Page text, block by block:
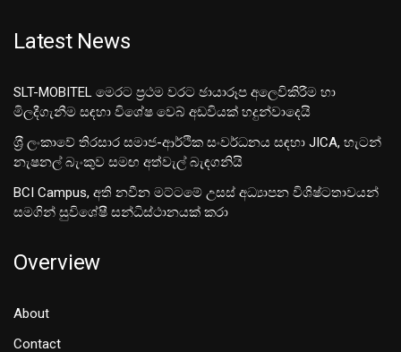
Latest News
SLT-MOBITEL මෙරට ප්‍රථම වරට ඡායාරූප අලෙවිකිරීම හා
මිලදීගැනීම සඳහා විශේෂ වෙබ් අඩවියක් හදුන්වාදෙයි
ශ‍්‍රී ලංකාවේ තිරසාර සමාජ-ආර්ථික සංවර්ධනය සඳහා JICA, හැටන්
නැෂනල් බැංකුව සමඟ අත්වැල් බැඳගනියි
BCI Campus, අති නවීන මට්ටමේ උසස් අධ්‍යාපන විශිෂ්ටතාවයන්
සමගින් සුවිශේෂී සන්ධිස්ථානයක් කරා
Overview
About
Contact